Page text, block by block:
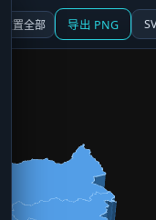
重置全部 导出 PNG